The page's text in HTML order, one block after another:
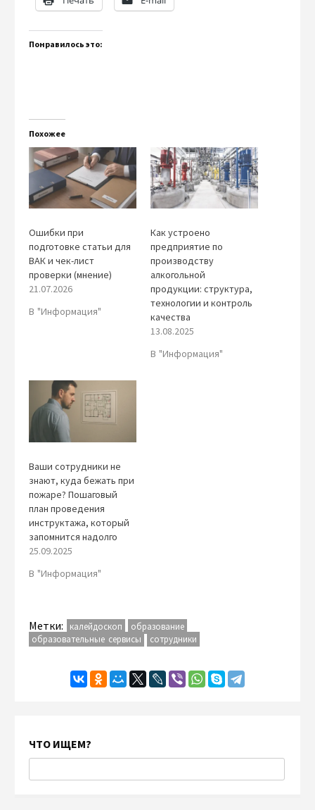
Понравилось это:
Похожее
Ошибки при
подготовке статьи для
ВАК и чек-лист
проверки (мнение)
21.07.2026
В "Информация"
Как устроено
предприятие по
производству
алкогольной
продукции: структура,
технологии и контроль
качества
13.08.2025
В "Информация"
Ваши сотрудники не
знают, куда бежать при
пожаре? Пошаговый
план проведения
инструктажа, который
запомнится надолго
25.09.2025
В "Информация"
Метки: калейдоскоп
образование
образовательные сервисы
сотрудники
ЧТО ИЩЕМ?